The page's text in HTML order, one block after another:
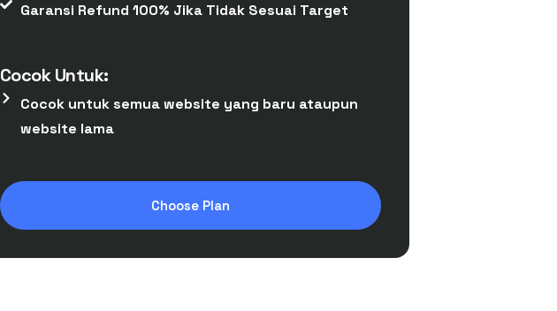
Garansi Refund 100% Jika Tidak Sesuai Target
Cocok Untuk:
Cocok untuk semua website yang baru ataupun
website lama
Choose Plan